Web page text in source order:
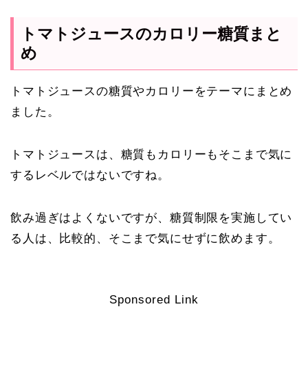
トマトジュースのカロリー糖質まと
め
トマトジュースの糖質やカロリーをテーマにまとめ
ました。
トマトジュースは、糖質もカロリーもそこまで気に
するレベルではないですね。
飲み過ぎはよくないですが、糖質制限を実施してい
る人は、比較的、そこまで気にせずに飲めます。
Sponsored Link